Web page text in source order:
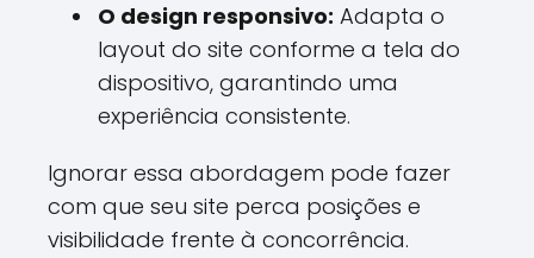
O design responsivo: Adapta o
layout do site conforme a tela do
dispositivo, garantindo uma
experiência consistente.
Ignorar essa abordagem pode fazer
com que seu site perca posições e
visibilidade frente à concorrência.